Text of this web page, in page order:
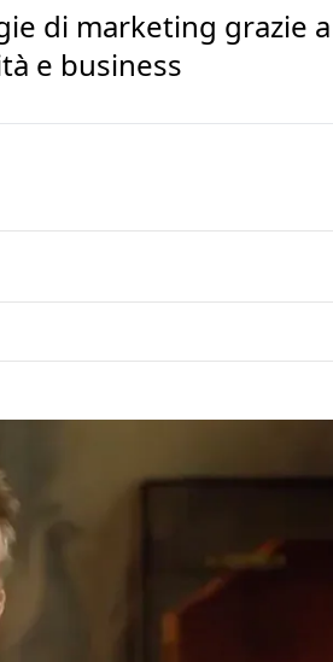
di marketing grazie
e business